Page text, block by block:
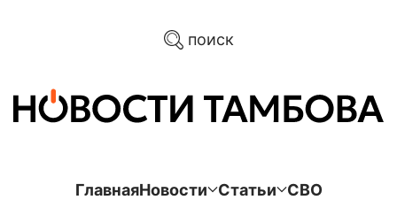
поиск
ГлавнаяНовости Статьи СВО